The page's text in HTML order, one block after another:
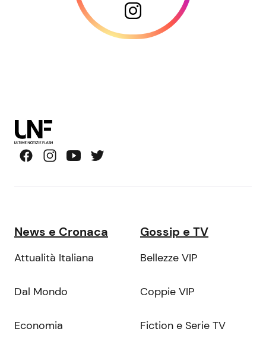
News e Cronaca
Attualità Italiana
Dal Mondo
Economia
Gossip e TV
Bellezze VIP
Coppie VIP
Fiction e Serie TV